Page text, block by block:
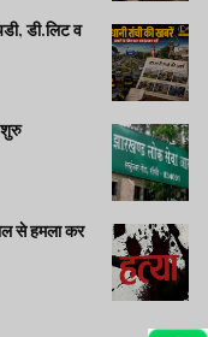
डी.लिट व
शुरु
से हमला कर